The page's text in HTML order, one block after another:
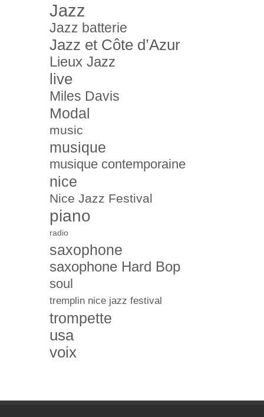
Jazz
Jazz batterie
Jazz et Côte d’Azur
Lieux Jazz
live
Miles Davis
Modal
music
musique
musique contemporaine
nice
Nice Jazz Festival
piano
radio
saxophone
saxophone Hard Bop
soul
tremplin nice jazz festival
trompette
usa
voix